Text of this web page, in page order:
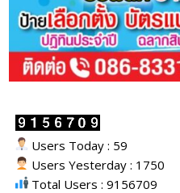
Users Today : 59
Users Yesterday : 1750
Total Users : 9156709